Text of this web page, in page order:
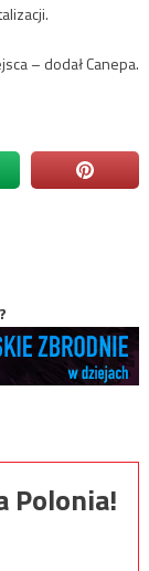
– dodał Canepa.
Polonia!